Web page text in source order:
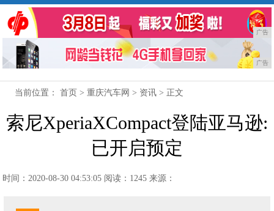
广告
广告
当前位置：首页 >重庆汽车网 > 资讯 > 正文
索尼XperiaXCompact登陆亚马逊:
已开启预定
时间：2020-08-30 04:53:05 阅读：1245 来源：